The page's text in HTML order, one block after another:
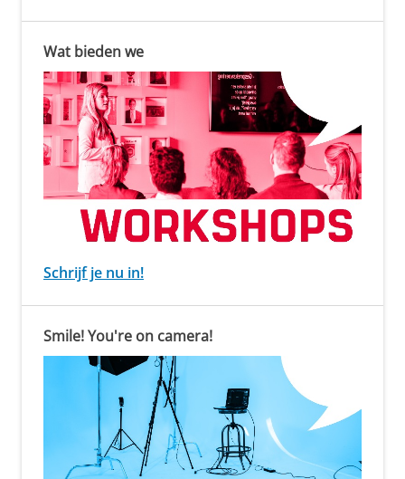
Wat bieden we
Schrijf je nu in!
Smile! You're on camera!